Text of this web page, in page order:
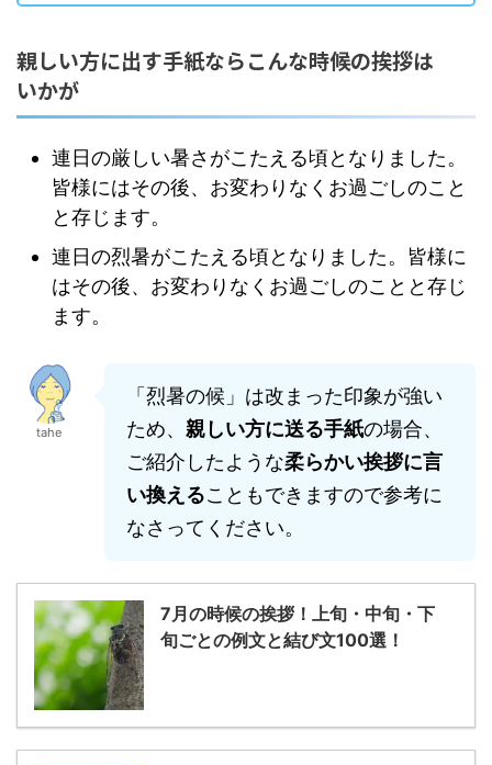
親しい方に出す手紙ならこんな時候の挨拶は
いかが
連日の厳しい暑さがこたえる頃となりました。
皆様にはその後、お変わりなくお過ごしのこと
と存じます。
連日の烈暑がこたえる頃となりました。皆様に
はその後、お変わりなくお過ごしのことと存じ
ます。
tahe
「烈暑の候」は改まった印象が強い
ため、 親しい方に送る手紙の場合、
ご紹介したような柔らかい挨拶に言
い換えることもできますので参考に
なさってください。
7月の時候の挨拶！上旬・中旬・下
旬ごとの例文と結び文100選！